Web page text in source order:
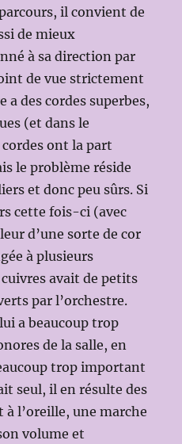
il convient de
de mieux
à sa direction par
de vue strictement
des cordes superbes,
(et dans le
cordes ont la part
le problème réside
et donc peu sûrs. Si
cette fois-ci (avec
d’une sorte de cor
à plusieurs
avait de petits
par l’orchestre.
a beaucoup trop
de la salle, en
trop important
seul, il en résulte des
l’oreille, une marche
volume et